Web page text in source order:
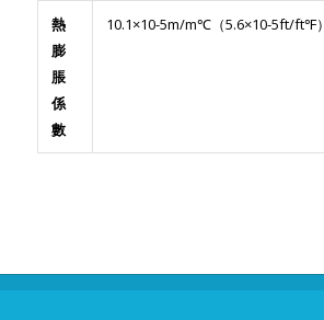
熱
膨
脹
係
數
10.1×10-5m/m℃（5.6×10-5ft/ft℉）